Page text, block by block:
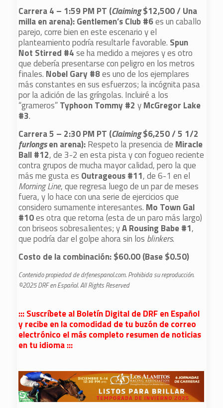
Carrera4 – 1:59 PM PT (Claiming$12,500 / Una
milla en arena): Gentlemen’s Club #6es un caballo
parejo, corre bien en este escenario y el
planteamiento podría resultarle favorable. Spun
Not Stirred #4se ha medido a mejores y es otro
que debería presentarse con peligro en los metros
finales. Nobel Gary #8es uno de los ejemplares
más constantes en sus esfuerzos; la incógnita pasa
por la adición de las gríngolas. Incluiré a los
“grameros”Typhoon Tommy #2 yMcGregor Lake
#3.
Carrera 5 – 2:30 PM PT (Claiming$6,250 /5 1/2
furlongsen arena):Respeto la presencia de Miracle
Ball #12, de 3-2 en esta pista y con fogueo reciente
contra grupos de mucha mayor calidad, pero la que
más me gusta es Outrageous #11, de 6-1 en el
MorningLine, que regresa luego de un par de meses
fuera, y lo hace con una serie de ejercicios que
considero sumamente interesantes. Mo Town Gal
#10es otra que retorna (esta de un paro más largo)
con briseos sobresalientes; yA Rousing Babe #1,
que podría dar el golpe ahora sin los blinkers.
Costo de la combinación: $60.00 (Base $0.50)
Contenido propiedad de drfenespanol.com. Prohibida su reproducción.
©2025 DRF en Español. All Rights Reserved
::: Suscríbete al Boletín Digital de DRF en Español
y recibe en la comodidad de tu buzón de correo
electrónico el más completo resumen de noticias
en tu idioma :::